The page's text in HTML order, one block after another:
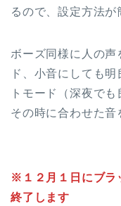
るので、設定方法が
ボーズ同様に人の声
ド、小音にしても
トモード（深夜で
その時に合わせた音
※１２月１日にブラ
終了します